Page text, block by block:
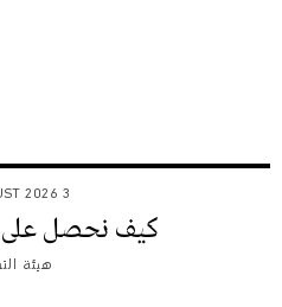
3 AUGUST 2026
كيف نحصل على
هيئة